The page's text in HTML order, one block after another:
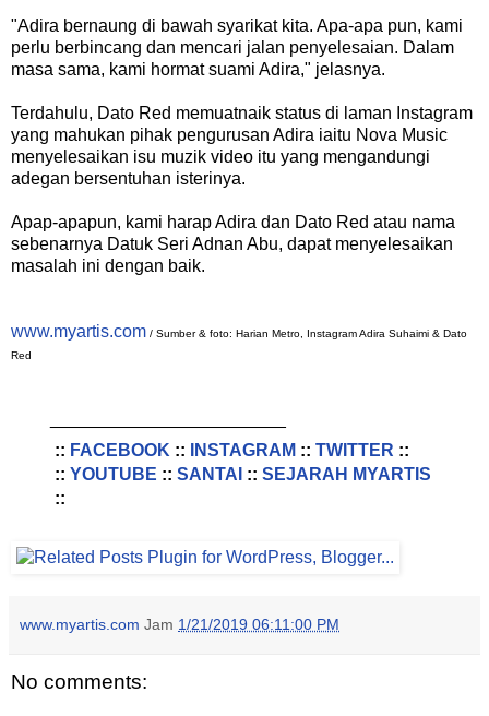
"Adira bernaung di bawah syarikat kita. Apa-apa pun, kami
perlu berbincang dan mencari jalan penyelesaian. Dalam
masa sama, kami hormat suami Adira," jelasnya.
Terdahulu, Dato Red memuatnaik status di laman Instagram
yang mahukan pihak pengurusan Adira iaitu Nova Music
menyelesaikan isu muzik video itu yang mengandungi
adegan bersentuhan isterinya.
Apap-apapun, kami harap Adira dan Dato Red atau nama
sebenarnya Datuk Seri Adnan Abu, dapat menyelesaikan
masalah ini dengan baik.
www.myartis.com / Sumber & foto: Harian Metro, Instagram Adira Suhaimi & Dato
Red
:: FACEBOOK :: INSTAGRAM :: TWITTER ::
:: YOUTUBE :: SANTAI :: SEJARAH MYARTIS
::
www.myartis.com Jam 1/21/2019 06:11:00 PM
No comments: